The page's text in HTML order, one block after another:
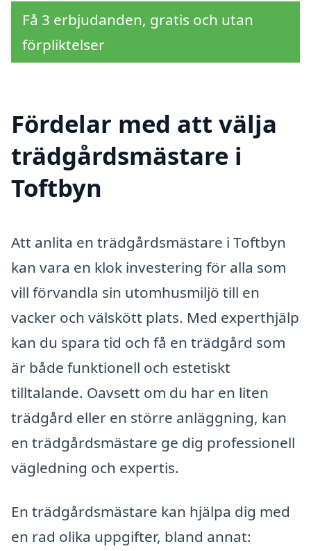
Få 3 erbjudanden, gratis och utan
förpliktelser
Fördelar med att välja
trädgårdsmästare i
Toftbyn
Att anlita en trädgårdsmästare i Toftbyn
kan vara en klok investering för alla som
vill förvandla sin utomhusmiljö till en
vacker och välskött plats. Med experthjälp
kan du spara tid och få en trädgård som
är både funktionell och estetiskt
tilltalande. Oavsett om du har en liten
trädgård eller en större anläggning, kan
en trädgårdsmästare ge dig professionell
vägledning och expertis.
En trädgårdsmästare kan hjälpa dig med
en rad olika uppgifter, bland annat: